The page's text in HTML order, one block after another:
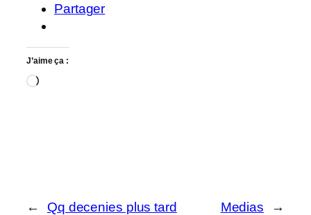
Partager
J’aime ça :
Chargement…
← Qq decenies plus tard Medias →